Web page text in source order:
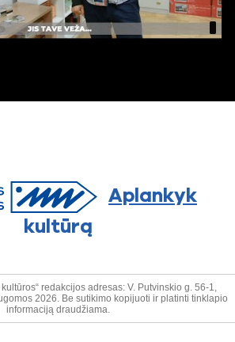
Aplankyk
kultūrą
redakcijos adresas: V. Putvinskio g. 56-1,
2026. Be sutikimo kopijuoti ir platinti tinklapio
informaciją draudžiama.